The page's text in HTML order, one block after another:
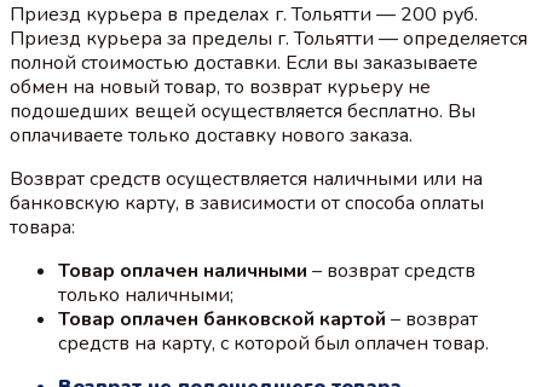
Приезд курьера в пределах г. Тольятти — 200 руб.
Приезд курьера за пределы г. Тольятти — определяется
полной стоимостью доставки. Если вы заказываете
обмен на новый товар, то возврат курьеру не
подошедших вещей осуществляется бесплатно. Вы
оплачиваете только доставку нового заказа.
Возврат средств осуществляется наличными или на
банковскую карту, в зависимости от способа оплаты
товара:
Товар оплачен наличными – возврат средств
только наличными;
Товар оплачен банковской картой – возврат
средств на карту, с которой был оплачен товар.